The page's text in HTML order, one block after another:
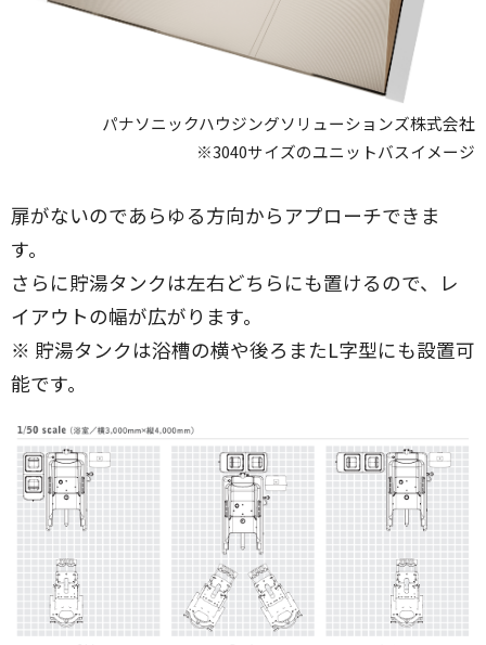
パナソニックハウジングソリューションズ株式会社
※3040サイズのユニットバスイメージ
扉がないのであらゆる方向からアプローチできま
す。
さらに貯湯タンクは左右どちらにも置けるので、レ
イアウトの幅が広がります。
※ 貯湯タンクは浴槽の横や後ろまたL字型にも設置可
能です。